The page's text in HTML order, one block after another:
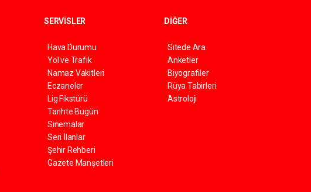
SERVİSLER
Hava Durumu
Yol ve Trafik
Namaz Vakitleri
Eczaneler
Lig Fikstürü
Tarihte Bugün
Sinemalar
Seri İlanlar
Şehir Rehberi
Gazete Manşetleri
DİĞER
Sitede Ara
Anketler
Biyografiler
Rüya Tabirleri
Astroloji